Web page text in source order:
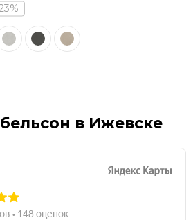
в Ижевске